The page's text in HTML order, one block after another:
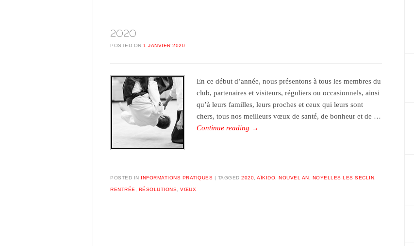
2020
POSTED ON 1 JANVIER 2020
En ce début d’année, nous présentons à tous les membres du
club, partenaires et visiteurs, réguliers ou occasionnels, ainsi
qu’à leurs familles, leurs proches et ceux qui leurs sont
chers, tous nos meilleurs vœux de santé, de bonheur et de …
Continue reading →
POSTED IN INFORMATIONS PRATIQUES TAGGED 2020 AÏKIDO NOUVEL AN NOYELLES LES SECLIN
RENTRÉE RÉSOLUTIONS VŒUX